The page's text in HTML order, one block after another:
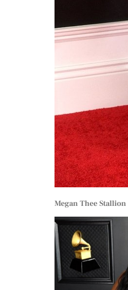
Megan Thee Stallion